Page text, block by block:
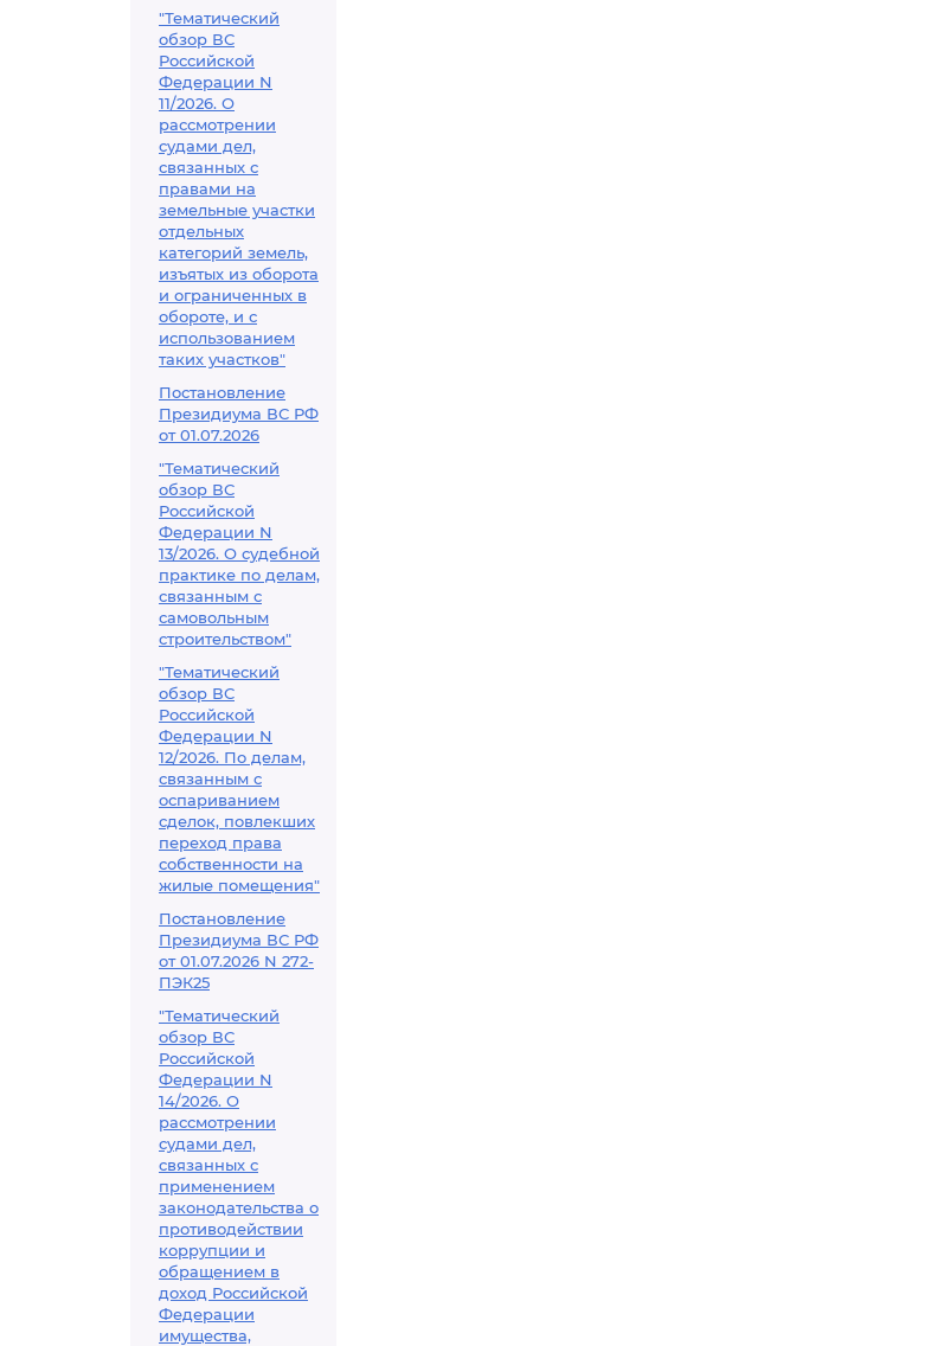
"Тематический
обзор ВС
Российской
Федерации N
11/2026. О
рассмотрении
судами дел,
связанных с
правами на
земельные участки
отдельных
категорий земель,
изъятых из оборота
и ограниченных в
обороте, и с
использованием
таких участков"
Постановление
Президиума ВС РФ
от 01.07.2026
"Тематический
обзор ВС
Российской
Федерации N
13/2026. О судебной
практике по делам,
связанным с
самовольным
строительством"
"Тематический
обзор ВС
Российской
Федерации N
12/2026. По делам,
связанным с
оспариванием
сделок, повлекших
переход права
собственности на
жилые помещения"
Постановление
Президиума ВС РФ
от 01.07.2026 N 272-
ПЭК25
"Тематический
обзор ВС
Российской
Федерации N
14/2026. О
рассмотрении
судами дел,
связанных с
применением
законодательства о
противодействии
коррупции и
обращением в
доход Российской
Федерации
имущества,